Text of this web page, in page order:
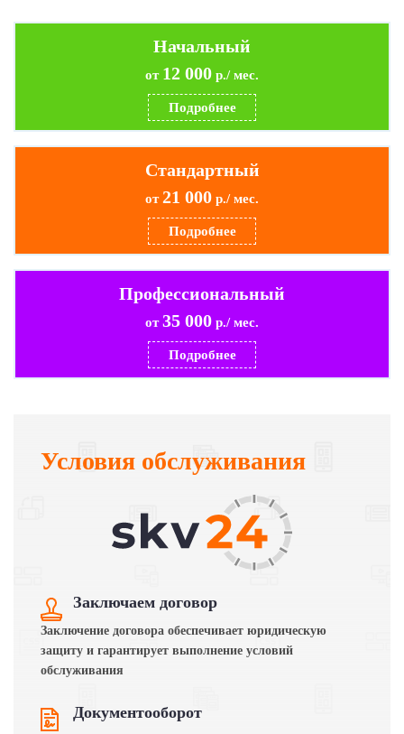
Начальный
от 12 000 р./ мес.
Подробнее
Стандартный
от21 000 р./ мес.
Подробнее
Профессиональный
от35 000 р./ мес.
Подробнее
Условия обслуживания
Заключаем договор
Заключение договора обеспечивает юридическую
защиту и гарантирует выполнение условий
обслуживания
Документооборот